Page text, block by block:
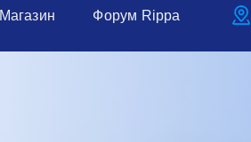
Магазин Форум Rippa